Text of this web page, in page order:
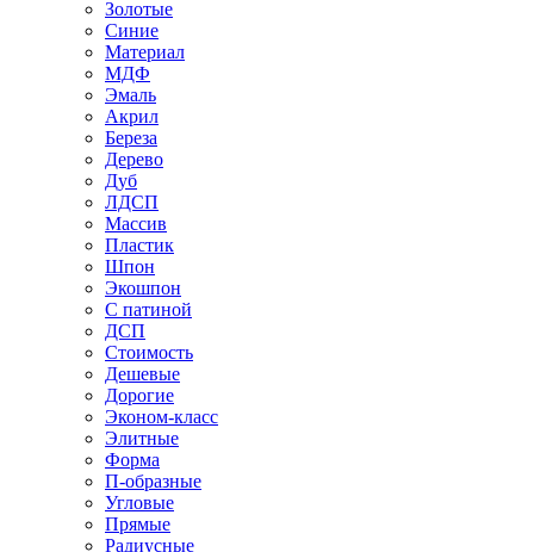
Золотые
Синие
Материал
МДФ
Эмаль
Акрил
Береза
Дерево
Дуб
ЛДСП
Массив
Пластик
Шпон
Экошпон
С патиной
ДСП
Стоимость
Дешевые
Дорогие
Эконом-класс
Элитные
Форма
П-образные
Угловые
Прямые
Радиусные